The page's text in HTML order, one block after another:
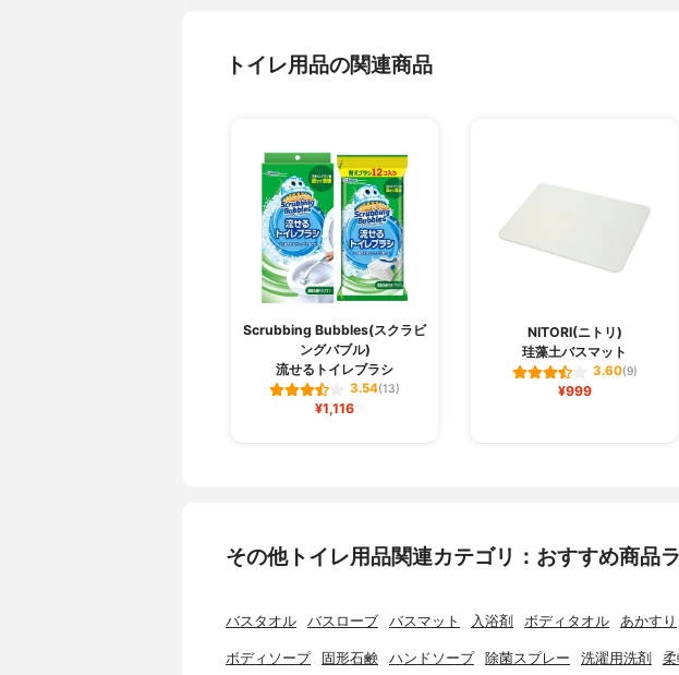
トイレ用品の関連商品
Scrubbing Bubbles(スクラビ
ングバブル)
流せるトイレブラシ
3.54(13)
¥1,116
NITORI(ニトリ)
珪藻土バスマット
3.60(9)
¥999
その他トイレ用品関連カテゴリ：おすすめ商品
バスタオル バスローブ バスマット 入浴剤 ボディタオル あかすり
ボディソープ 固形石鹸 ハンドソープ 除菌スプレー 洗濯用洗剤 柔